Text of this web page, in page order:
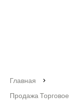
Главная
Продажа